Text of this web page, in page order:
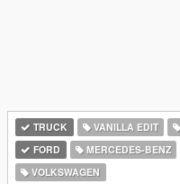
TRUCK VANILLA EDIT
FORD
MERCEDES-BENZ
VOLKSWAGEN